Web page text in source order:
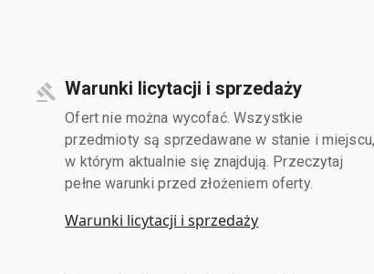
Warunki licytacji i sprzedaży
Ofert nie można wycofać. Wszystkie
przedmioty są sprzedawane w stanie i miejscu,
w którym aktualnie się znajdują. Przeczytaj
pełne warunki przed złożeniem oferty.
Warunki licytacji i sprzedaży